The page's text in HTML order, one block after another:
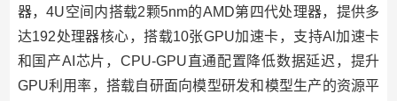
器，4U空间内搭载2颗5nm的AMD第四代处理器，提供多
达192处理器核心，搭载10张GPU加速卡，支持Al加速卡
和国产AI芯片，CPU-GPU直通配置降低数据延迟，提升
GPU利用率，搭载自研面向模型研发和模型生产的资源平